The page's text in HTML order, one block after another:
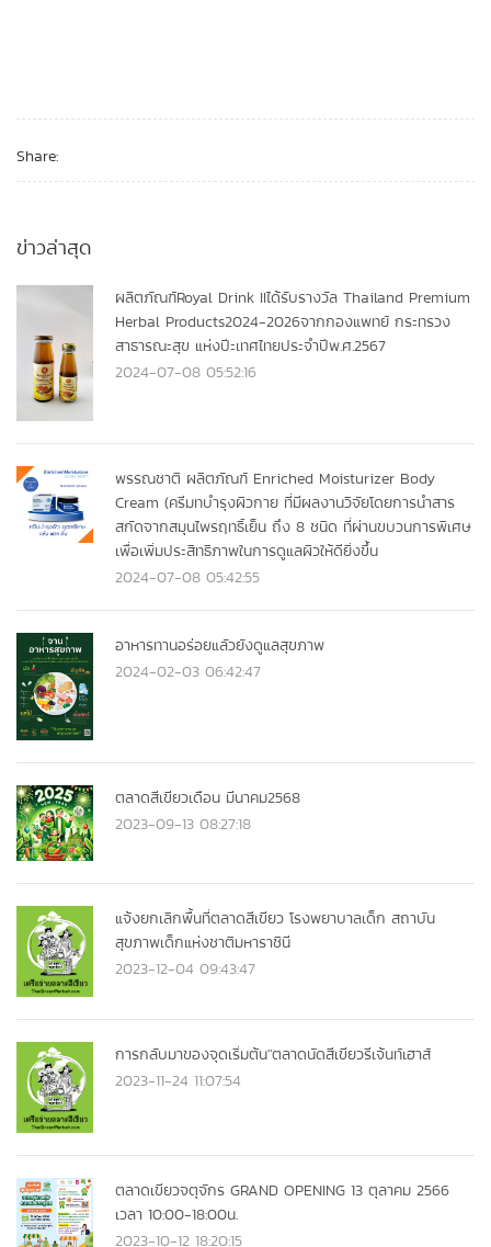
Share:
ข่าวล่าสุด
ผลิตภัณฑ์Royal Drink IIได้รับรางวัล Thailand Premium
Herbal Products2024-2026จากกองแพทย์ กระทรวง
สาธารณะสุข แห่งปีะเทศไทยประจำปีพ.ศ.2567
2024-07-08 05:52:16
พรรณชาติ ผลิตภัณฑ์ Enriched Moisturizer Body
Cream (ครีมทบำรุงผิวกาย ที่มีผลงานวิจัยโดยการนำสาร
สกัดจากสมุนไพรฤทธิ์เย็น ถึง 8 ชนิด ที่ผ่านขบวนการพิเศษ
เพื่อเพิ่มประสิทธิภาพในการดูแลผิวให้ดียิ่งขึ้น
2024-07-08 05:42:55
อาหารทานอร่อยแลัวยังดูแลสุขภาพ
2024-02-03 06:42:47
ตลาดสีเขียวเดือน มีนาคม2568
2023-09-13 08:27:18
แจ้งยกเลิกพื้นที่ตลาดสีเขียว โรงพยาบาลเด็ก สถาบัน
สุขภาพเด็กแห่งชาติมหาราชินี
2023-12-04 09:43:47
การกลับมาของจุดเริ่มต้น"ตลาดนัดสีเขียวรีเจ้นท์เฮาส์
2023-11-24 11:07:54
ตลาดเขียวจตุจักร GRAND OPENING 13 ตุลาคม 2566
เวลา 10:00-18:00น.
2023-10-12 18:20:15